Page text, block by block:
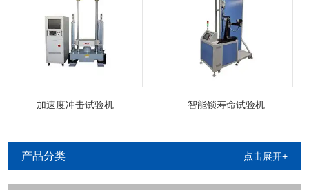
加速度冲击试验机 智能锁寿命试验机
产品分类 点击展开+